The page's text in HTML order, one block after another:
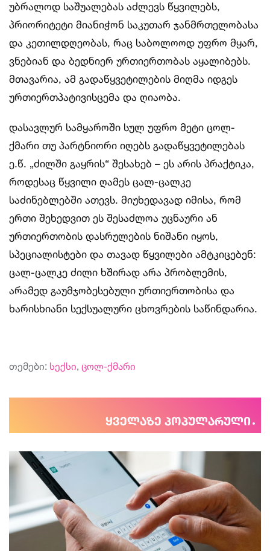
უბრალოდ საშუალებას აძლევს წყვილებს,
პრიორიტეტი მიანიჭონ საკუთარ ჯანმრთელობასა
და კეთილდღეობას, რაც საბოლოოდ უფრო მყარ,
ვნებიან და ბედნიერ ურთიერთობას აყალიბებს.
მთავარია, ამ გადაწყვეტილების მიღმა იდგეს
ურთიერთპატივისცემა და ღიაობა.
დასავლურ სამყაროში სულ უფრო მეტი ცოლ-
ქმარი თუ პარტნიორი იღებს გადაწყვეტილებას
ე.წ. „ძილში გაყრის“ შესახებ – ეს არის პრაქტიკა,
როდესაც წყვილი ღამეს ცალ-ცალკე
საძინებლებში ათევს. მიუხედავად იმისა, რომ
ერთი შეხედვით ეს შესაძლოა უცნაური ან
ურთიერთობის დასრულების ნიშანი იყოს,
სპეციალისტები და თავად წყვილები ამტკიცებენ:
ცალ-ცალკე ძილი ხშირად არა პრობლემის,
არამედ გაუმჯობესებული ურთიერთობისა და
ხარისხიანი სექსუალური ცხოვრების საწინდარია.
თემები: სექსი, ცოლ-ქმარი
ყველაზე პოპულარული